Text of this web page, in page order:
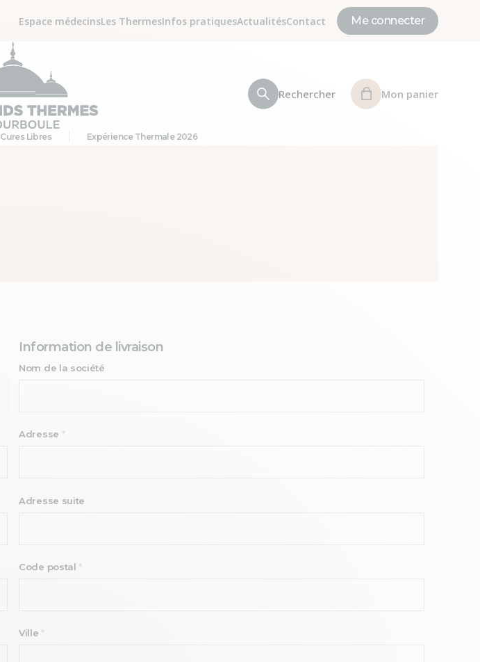
Espace médecinsLes ThermesInfos pratiquesActualitésContact Me connecter
Cures Libres Expérience Thermale 2026
Rechercher Mon panier
Information de livraison
Nom de la société
Adresse *
Adresse suite
Code postal*
Ville*